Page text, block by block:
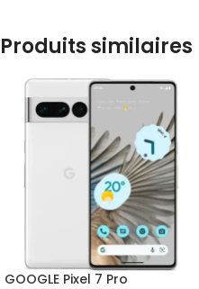
Produits similaires
GOOGLE Pixel 7 Pro